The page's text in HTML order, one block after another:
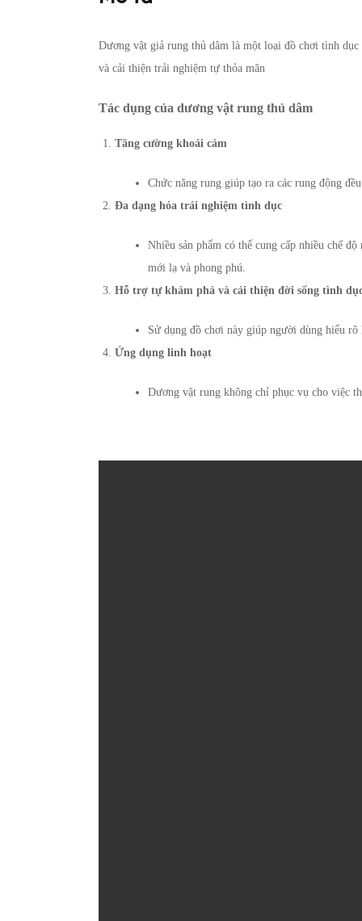
Dương vật giả rung thủ dâm là một loại đồ chơi tình
và cải thiện trải nghiệm tự thỏa mãn
Tác dụng của dương vật rung thủ dâm
Tăng cường khoái cảm
Chức năng rung giúp tạo ra các rung động
Đa dạng hóa trải nghiệm tình dục
Nhiều sản phẩm có thể cung cấp nhiều chế
mới lạ và phong phú.
Hỗ trợ tự khám phá và cải thiện đời sống tình
Sử dụng đồ chơi này giúp người dùng hiểu
Ứng dụng linh hoạt
Dương vật rung không chỉ phục vụ cho việc